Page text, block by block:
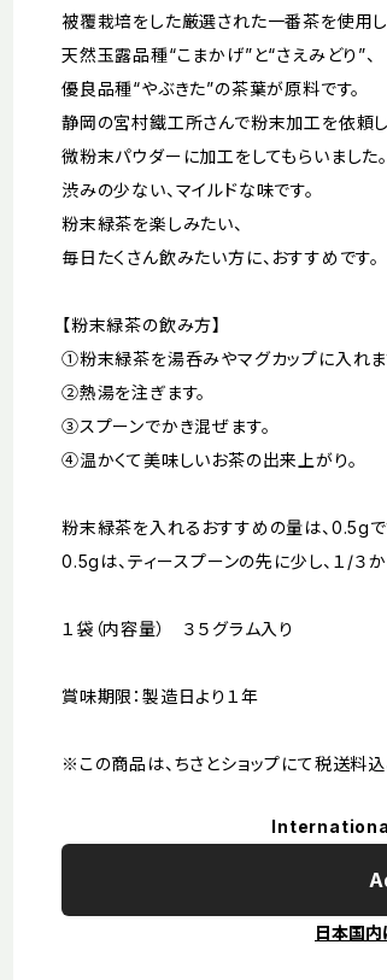
被覆栽培をした厳選された一番茶を使用し
天然玉露品種“こまかげ”と“さえみどり”、
優良品種“やぶきた”の茶葉が原料です。
静岡の宮村鐵工所さんで粉末加工を依頼し
微粉末パウダーに加工をしてもらいました。
渋みの少ない、マイルドな味です。
粉末緑茶を楽しみたい、
毎日たくさん飲みたい方に、おすすめです。
【粉末緑茶の飲み方】
①粉末緑茶を湯呑みやマグカップに入れま
②熱湯を注ぎます。
③スプーンでかき混ぜます。
④温かくて美味しいお茶の出来上がり。
粉末緑茶を入れるおすすめの量は、0.5gで
0.5gは、ティースプーンの先に少し、１/３か
１袋（内容量） ３５グラム入り
賞味期限：製造日より１年
※この商品は、ちさとショップにて税送料
日本国